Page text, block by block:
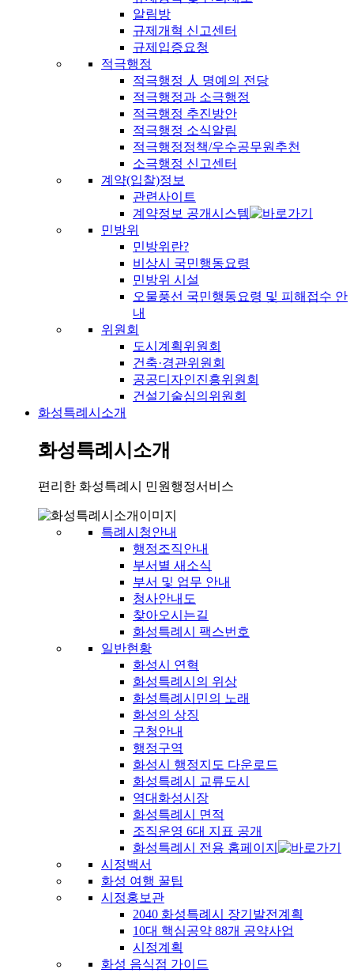
알림방
규제개혁 신고센터
규제입증요청
적극행정
적극행정 人 명예의 전당
적극행정과 소극행정
적극행정 추진방안
적극행정 소식알림
적극행정정책/우수공무원추천
소극행정 신고센터
계약(입찰)정보
관련사이트
계약정보 공개시스템
민방위
민방위란?
비상시 국민행동요령
민방위 시설
오물풍선 국민행동요령 및 피해접수 안
내
위원회
도시계획위원회
건축·경관위원회
공공디자인진흥위원회
건설기술심의위원회
화성특례시소개
화성특례시소개
편리한 화성특례시 민원행정서비스
특례시청안내
행정조직안내
부서별 새소식
부서 및 업무 안내
청사안내도
찾아오시는길
화성특례시 팩스번호
일반현황
화성시 연혁
화성특례시의 위상
화성특례시민의 노래
화성의 상징
구청안내
행정구역
화성시 행정지도 다운로드
화성특례시 교류도시
역대화성시장
화성특례시 면적
조직운영 6대 지표 공개
화성특례시 전용 홈페이지
시정백서
화성 여행 꿀팁
시정홍보관
2040 화성특례시 장기발전계획
10대 핵심공약 88개 공약사업
시정계획
화성 음식점 가이드